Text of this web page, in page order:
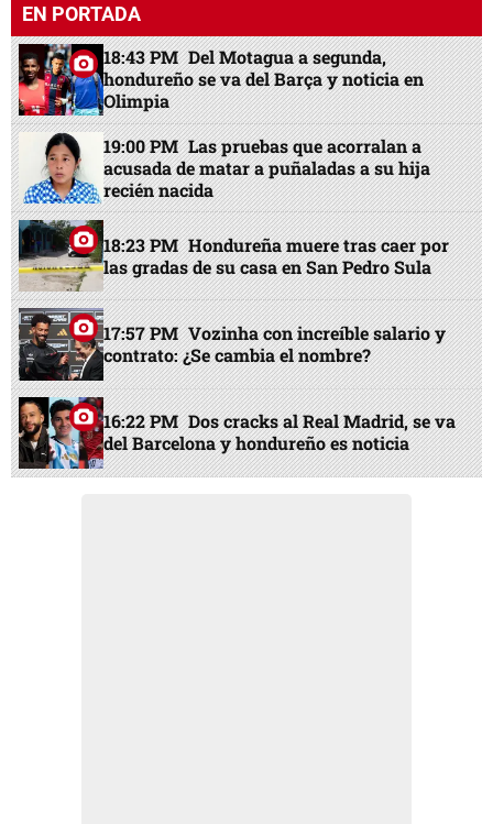
EN PORTADA
18:43 PM Del Motagua a segunda,
hondureño se va del Barça y noticia en
Olimpia
19:00 PM Las pruebas que acorralan a
acusada de matar a puñaladas a su hija
recién nacida
18:23 PM Hondureña muere tras caer por
las gradas de su casa en San Pedro Sula
17:57 PM Vozinha con increíble salario y
contrato: ¿Se cambia el nombre?
16:22 PM Dos cracks al Real Madrid, se va
del Barcelona y hondureño es noticia